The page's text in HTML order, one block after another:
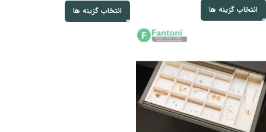
انتخاب گزینه ها انتخاب گزینه ها